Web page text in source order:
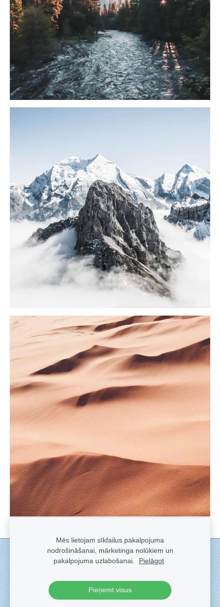
Sīkdatnes
Veidots arSadarbe- labo mājas lapu ģeneratoru.
Mēs lietojam sīkfailus pakalpojuma
nodrošināšanai, mārketinga nolūkiem un
pakalpojuma uzlabošanai.
Pielāgot
Pieņemt visus